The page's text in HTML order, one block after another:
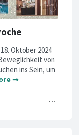
Oktober 2024
von
ins Sein, um
➞